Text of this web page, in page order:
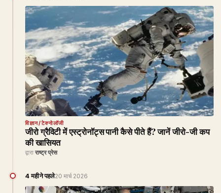
विज्ञान/टेक्नोलॉजी
जीरो ग्रैविटी में एस्ट्रोनॉट्स पानी कैसे पीते हैं? जानें जीरो-जी कप
की खासियत
द्वारा राष्ट्र प्रेस
4 महीने पहले20 मार्च 2026